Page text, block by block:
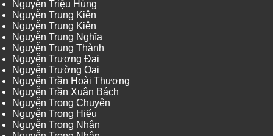
Nguyễn Triệu Hùng
Nguyễn Trung Kiên
Nguyễn Trung Kiên
Nguyễn Trung Nghĩa
Nguyễn Trung Thành
Nguyễn Trương Đại
Nguyễn Trường Oai
Nguyễn Trần Hoài Thương
Nguyễn Trần Xuân Bách
Nguyễn Trọng Chuyên
Nguyễn Trọng Hiếu
Nguyễn Trọng Nhân